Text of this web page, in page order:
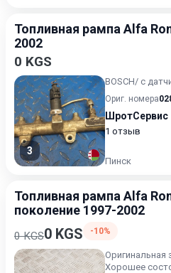
Топливная рампа Alfa
2002
0 KGS
3
BOSCH/ с
Ориг. номера
ШротСервис
1 отзыв
Пинск
Топливная рампа Alfa
поколение 1997-2002
0 KGS0 KGS -10%
Оригинальная
Хорошее